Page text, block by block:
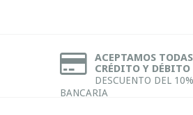
ACEPTAMOS
CRÉDITO Y DÉBITO
DESCUENTO DEL
BANCARIA